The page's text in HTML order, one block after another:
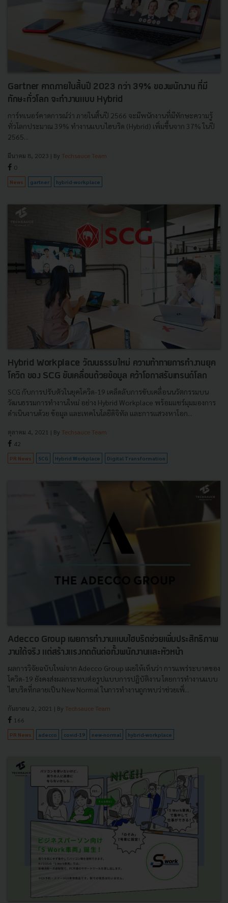
Gartner คาดภายในสิ้นปี 2023 กว่า 39% ของพนักงาน ที่มี
ทักษะทั่วโลก จะทำงานแบบ Hybrid
การ์ทเนอร์คาดการณ์ว่า ภายในสิ้นปี 2566 จะมีพนักงานที่มีทักษะความรู้
ทั่วโลกประมาณ 39% ทำงานแบบไฮบริด (Hybrid) เพิ่มขึ้นจาก 37% ในปี
2565...
มีนาคม 8, 2023 | By Techsauce Team
0
News gartner hybrid-workplace
Hybrid Workplace วัฒนธรรมใหม่ ความท้าทายการทำงานยุค
โควิด ของ SCG ขับเคลื่อนด้วยข้อมูล คว้าโอกาสรับเทรนด์โลก
SCG กับการปรับตัวในยุคโควิด-19 เคล็ดลับการขับเคลื่อนนวัตกรรมบน
วัฒนธรรมการทำงานใหม่ อย่าง Hybrid Workplace พร้อมแชร์มุมมองการ
ดำเนินงานด้วย ข้อมูล และเทคโนโลยีดิจิทัล และการแสวงหาโอก...
ตุลาคม 4, 2021 | By Techsauce Team
42
PR News SCG Hybrid Workplace Digital Transformation
Adecco Group เผยการทำงานแบบไฮบริดช่วยเพิ่มประสิทธิภาพ
งานได้จริง แต่สร้างแรงกดดันต่อทั้งพนักงานและหัวหน้า
ผลการวิจัยฉบับใหม่จาก Adecco Group เผยให้เห็นว่า การแพร่ระบาดของ
โควิด-19 ยังคงส่งผลกระทบต่อรูปแบบการปฏิบัติงาน โดยการทำงานแบบ
ไฮบริดที่กลายเป็น New Normal ในการทำงานถูกพบว่าช่วยเพิ่...
กันยายน 2, 2021 | By Techsauce Team
166
PR News adecco covid-19 new-normal hybrid-workplace